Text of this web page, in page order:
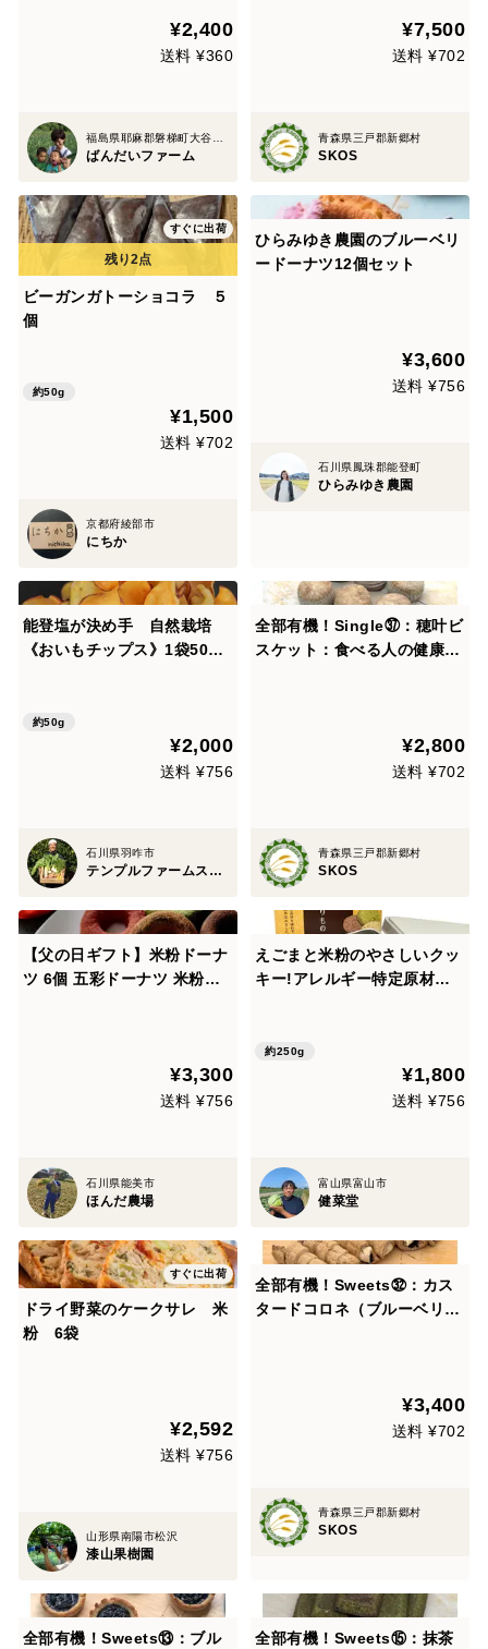
¥2,400
送料 ¥360
ばんだいファーム
¥7,500
送料 ¥702
青森県三戸郡新郷村
SKOS
すぐに出荷
ビーガンガトーショコラ ５
個
約50g
¥1,500
送料 ¥702
京都府綾部市
にちか
ひらみゆき農園のブルーベリ
ードーナツ12個セット
¥3,600
送料 ¥756
石川県鳳珠郡能登町
ひらみゆき農園
能登塩が決め手 自然栽培
《おいもチップス》1袋50g×
約50g
¥2,000
送料 ¥756
石川県羽咋市
テンプルファームストア
全部有機！Single㊲：穂叶ビ
スケット：食べる人の健康を
¥2,800
送料 ¥702
青森県三戸郡新郷村
SKOS
【父の日ギフト】米粉ドーナ
ツ 6個 五彩ドーナツ 米粉仕
茶 チョコ シナモン 焼き菓子
¥3,300
送料 ¥756
石川県能美市
ほんだ農場
えごまと米粉のやさしいクッ
キー!アレルギー特定原材料8
約250g
¥1,800
送料 ¥756
富山県富山市
健菜堂
すぐに出荷
ドライ野菜のケークサレ 米
粉 6袋
¥2,592
送料 ¥756
山形県南陽市松沢
漆山果樹園
全部有機！Sweets㉜：カス
タードコロネ（ブルーベリ
¥3,400
送料 ¥702
青森県三戸郡新郷村
SKOS
全部有機！Sweets⑬：ブル 全部有機！Sweets⑮：抹茶